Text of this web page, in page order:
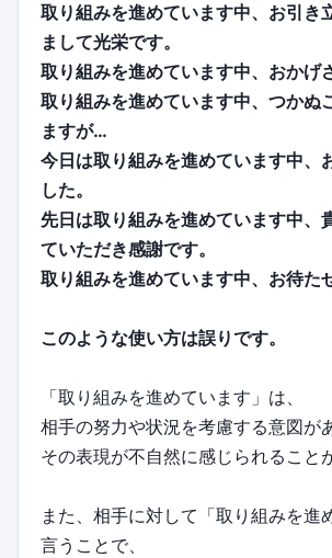
取り組みを進めています中、お引き
まして光栄です。
取り組みを進めています中、おかげ
取り組みを進めています中、つかぬ
ますが…
今日は取り組みを進めています中、
した。
先日は取り組みを進めています中、
ていただき感謝です。
取り組みを進めています中、お待た
このような使い方は誤りです。
「取り組みを進めています」は、
相手の努力や状況を考慮する意図が
その表現が不自然に感じられること
また、相手に対して「取り組みを進
言うことで、